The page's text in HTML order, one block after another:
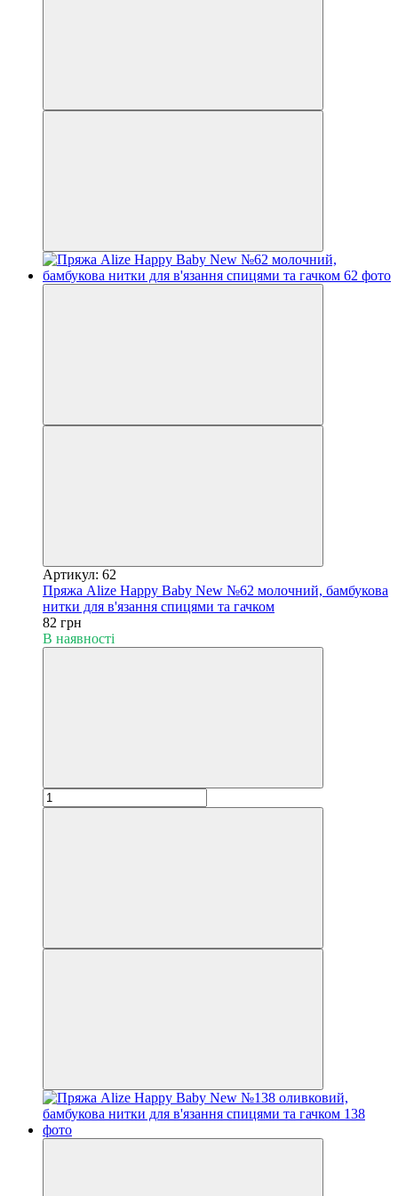
Артикул: 62
Пряжа Alize Happy Baby New №62 молочний, бамбукова
нитки для в'язання спицями та гачком
82 грн
В наявності